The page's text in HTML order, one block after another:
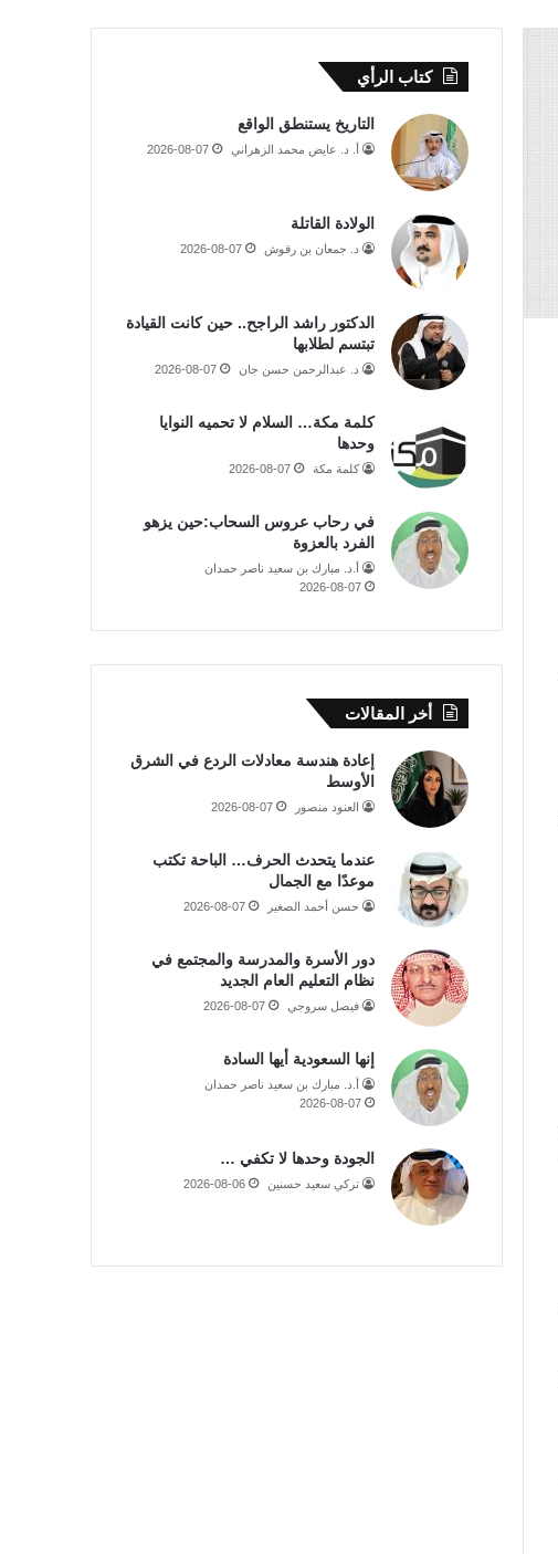
كتاب الرأي
التاريخ يستنطق الواقع
أ. د. عايض محمد الزهراني 2026-08-07
الولادة القاتلة
د. جمعان بن رقوش 2026-08-07
الدكتور راشد الراجح.. حين كانت القيادة
تبتسم لطلابها
د. عبدالرحمن حسن جان 2026-08-07
كلمة مكة… السلام لا تحميه النوايا
وحدها
كلمة مكة 2026-08-07
في رحاب عروس السحاب:حين يزهو
الفرد بالعزوة
أ.د. مبارك بن سعيد ناصر حمدان
2026-08-07
أخر المقالات
إعادة هندسة معادلات الردع في الشرق
الأوسط
العنود منصور 2026-08-07
عندما يتحدث الحرف… الباحة تكتب
موعدًا مع الجمال
حسن أحمد الصغير 2026-08-07
دور الأسرة والمدرسة والمجتمع في
نظام التعليم العام الجديد
فيصل سروجي 2026-08-07
إنها السعودية أيها السادة
أ.د. مبارك بن سعيد ناصر حمدان
2026-08-07
الجودة وحدها لا تكفي …
تركي سعيد حسنين 2026-08-06